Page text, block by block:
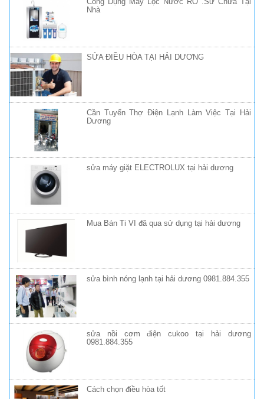
Nhà
SỬA ĐIỀU HÒA TẠI HẢI DƯƠNG
Cần Tuyển Thợ Điện Lạnh Làm Việc Tại Hải
Dương
sửa máy giặt ELECTROLUX tại hải dương
Mua Bán Ti VI đã qua sử dụng tại hải dương
sửa bình nóng lạnh tại hải dương 0981.884.355
sửa nồi cơm điện cukoo tại hải dương
0981.884.355
Cách chọn điều hòa tốt